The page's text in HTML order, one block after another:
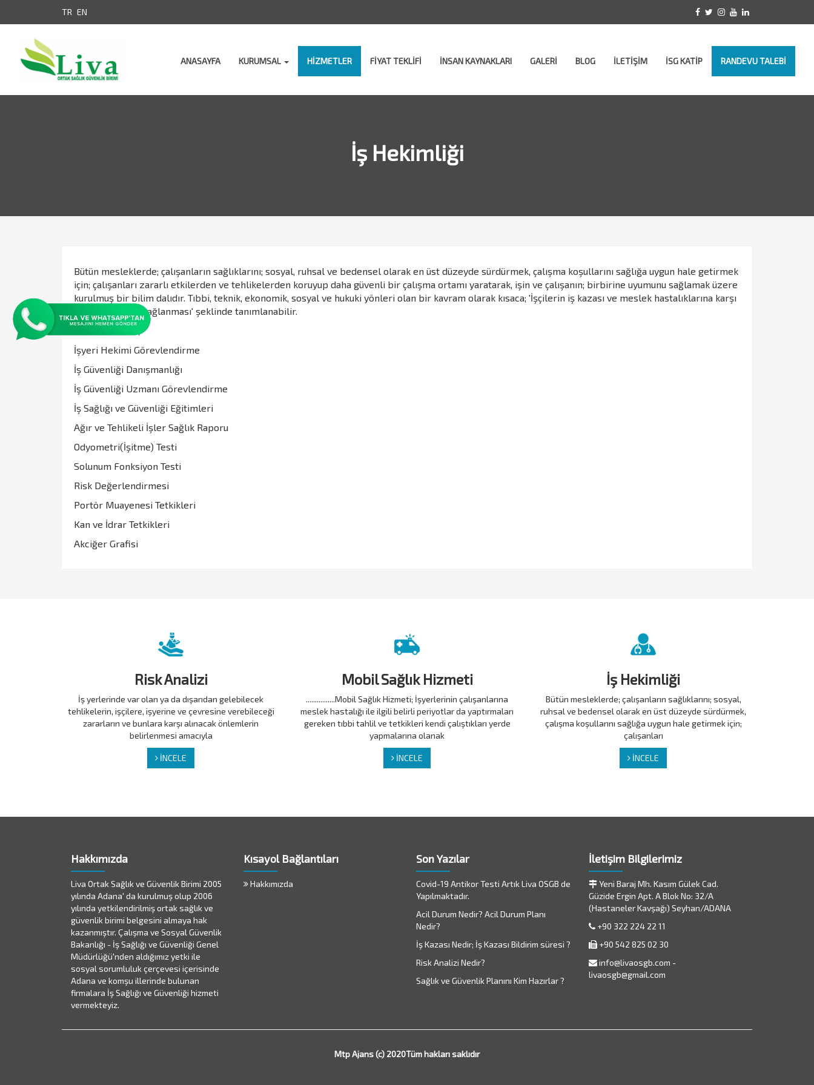
TR EN
ANASAYFA KURUMSAL HİZMETLER FİYAT TEKLİFİ İNSAN KAYNAKLARI GALERİ BLOG İLETİŞİM İSG KATİP RANDEVU TALEBİ
İş Hekimliği
Bütün mesleklerde; çalışanların sağlıklarını; sosyal, ruhsal ve bedensel olarak en üst düzeyde sürdürmek, çalışma koşullarını sağlığa uygun hale getirmek
için; çalışanları zararlı etkilerden ve tehlikelerden koruyup daha güvenli bir çalışma ortamı yaratarak, işin ve çalışanın; birbirine uyumunu sağlamak üzere
kurulmuş bir bilim dalıdır. Tıbbi, teknik, ekonomik, sosyal ve hukuki yönleri olan bir kavram olarak kısaca; 'İşçilerin iş kazası ve meslek hastalıklarına karşı
korunmalarının sağlanması' şeklinde tanımlanabilir.
İşyeri Hekimi Görevlendirme
İş Güvenliği Danışmanlığı
İş Güvenliği Uzmanı Görevlendirme
İş Sağlığı ve Güvenliği Eğitimleri
Ağır ve Tehlikeli İşler Sağlık Raporu
Odyometri(İşitme) Testi
Solunum Fonksiyon Testi
Risk Değerlendirmesi
Portör Muayenesi Tetkikleri
Kan ve İdrar Tetkikleri
Akciğer Grafisi
Risk Analizi
İş yerlerinde var olan ya da dışarıdan gelebilecek
tehlikelerin, işçilere, işyerine ve çevresine verebileceği
zararların ve bunlara karşı alınacak önlemlerin
belirlenmesi amacıyla
İNCELE
Mobil Sağlık Hizmeti
................Mobil Sağlık Hizmeti; İşyerlerinin çalışanlarına
meslek hastalığı ile ilgili belirli periyotlar da yaptırmaları
gereken tıbbi tahlil ve tetkikleri kendi çalıştıkları yerde
yapmalarına olanak
İNCELE
İş Hekimliği
Bütün mesleklerde; çalışanların sağlıklarını; sosyal,
ruhsal ve bedensel olarak en üst düzeyde sürdürmek,
çalışma koşullarını sağlığa uygun hale getirmek için;
çalışanları
İNCELE
Hakkımızda
Liva Ortak Sağlık ve Güvenlik Birimi 2005
yılında Adana' da kurulmuş olup 2006
yılında yetkilendirilmiş ortak sağlık ve
güvenlik birimi belgesini almaya hak
kazanmıştır. Çalışma ve Sosyal Güvenlik
Bakanlığı - İş Sağlığı ve Güvenliği Genel
Müdürlüğü'nden aldığımız yetki ile
sosyal sorumluluk çerçevesi içerisinde
Adana ve komşu illerinde bulunan
firmalara İş Sağlığı ve Güvenliği hizmeti
vermekteyiz.
Kısayol Bağlantıları
Hakkımızda
Son Yazılar
Covid-19 Antikor Testi Artık Liva OSGB de
Yapılmaktadır.
Acil Durum Nedir? Acil Durum Planı
Nedir?
İş Kazası Nedir; İş Kazası Bildirim süresi ?
Risk Analizi Nedir?
Sağlık ve Güvenlik Planını Kim Hazırlar ?
İletişim Bilgilerimiz
Yeni Baraj Mh. Kasım Gülek Cad.
Güzide Ergin Apt. A Blok No: 32/A
(Hastaneler Kavşağı) Seyhan/ADANA
+90 322 224 22 11
+90 542 825 02 30
info@livaosgb.com -
livaosgb@gmail.com
Mtp Ajans (c) 2020Tüm hakları saklıdır